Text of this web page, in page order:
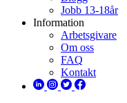
Jobb 13-18år
Information
Arbetsgivare
Om oss
FAQ
Kontakt